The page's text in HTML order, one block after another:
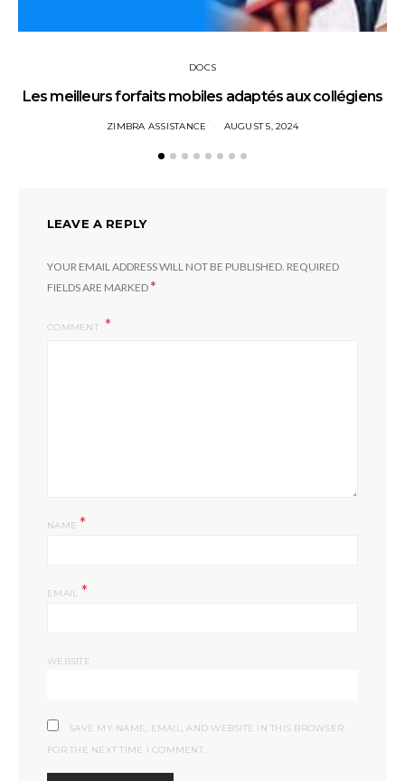
DOCS
Les meilleurs forfaits mobiles adaptés aux collégiens
ZIMBRA ASSISTANCE AUGUST 5, 2024
LEAVE A REPLY
YOUR EMAIL ADDRESS WILL NOT BE PUBLISHED. REQUIRED
FIELDS ARE MARKED*
COMMENT
NAME *
EMAIL *
WEBSITE
SAVE MY NAME, EMAIL, AND WEBSITE IN THIS BROWSER
FOR THE NEXT TIME I COMMENT.